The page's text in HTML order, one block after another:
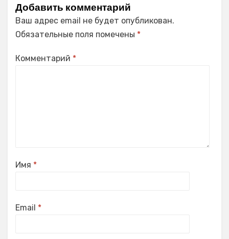
Добавить комментарий
Ваш адрес email не будет опубликован.
Обязательные поля помечены *
Комментарий *
Имя *
Email *